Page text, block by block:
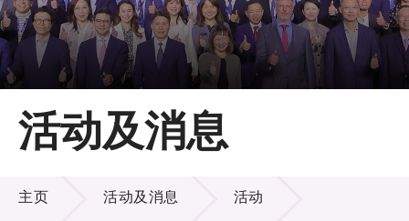
主页
关于LSCM
技术商品化
活动及消息
活动及消息
主页 活动及消息 活动